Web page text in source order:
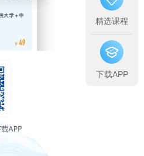
精选课程
下载APP